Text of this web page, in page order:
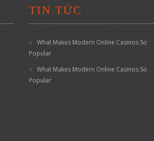
TIN TỨC
What Makes Modern Online Casinos So
Popular
What Makes Modern Online Casinos So
Popular